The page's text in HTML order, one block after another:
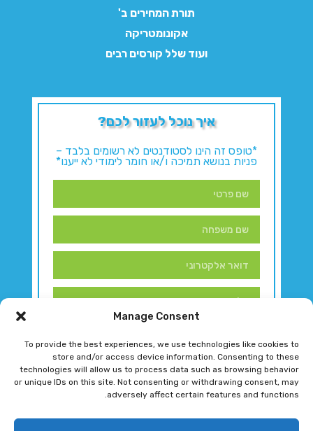
Manage Consent
To provide the best experiences, we use technologies like cookies to
store and/or access device information. Consenting to these
technologies will allow us to process data such as browsing behavior
or unique IDs on this site. Not consenting or withdrawing consent, may
adversely affect certain features and functions.
תורת המחירים ב'
אקונומטריקה
ועוד שלל קורסים רבים
איך נוכל לעזור לכם?
*טופס זה הינו לסטודנטים לא רשומים בלבד –
פניות בנושא תמיכה ו/או חומר לימודי לא ייענו*